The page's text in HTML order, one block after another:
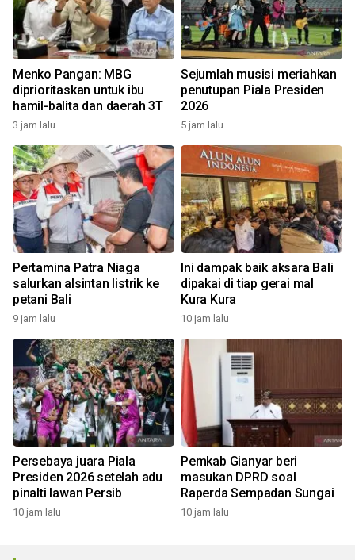
Menko Pangan: MBG
diprioritaskan untuk ibu
hamil-balita dan daerah 3T
3 jam lalu
Sejumlah musisi meriahkan
penutupan Piala Presiden
2026
5 jam lalu
Pertamina Patra Niaga
salurkan alsintan listrik ke
petani Bali
9 jam lalu
Ini dampak baik aksara Bali
dipakai di tiap gerai mal
Kura Kura
10 jam lalu
Persebaya juara Piala
Presiden 2026 setelah adu
pinalti lawan Persib
10 jam lalu
Pemkab Gianyar beri
masukan DPRD soal
Raperda Sempadan Sungai
10 jam lalu